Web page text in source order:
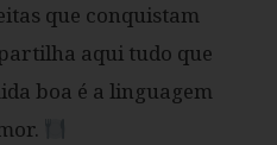
que conquistam
aqui tudo que
boa é a linguagem